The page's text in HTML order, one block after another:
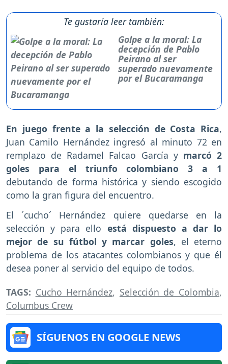
Te gustaría leer también:
Golpe a la moral: La
decepción de Pablo
Peirano al ser
superado nuevamente
por el Bucaramanga
En juego frente a la selección de Costa Rica,
Juan Camilo Hernández ingresó al minuto 72 en
remplazo de Radamel Falcao García y marcó 2
goles para el triunfo colombiano 3 a 1
debutando de forma histórica y siendo escogido
como la gran figura del encuentro.
El ´cucho´ Hernández quiere quedarse en la
selección y para ello está dispuesto a dar lo
mejor de su fútbol y marcar goles, el eterno
problema de los atacantes colombianos y que él
desea poner al servicio del equipo de todos.
TAGS: Cucho Hernández, Selección de Colombia,
Columbus Crew
SÍGUENOS EN GOOGLE NEWS